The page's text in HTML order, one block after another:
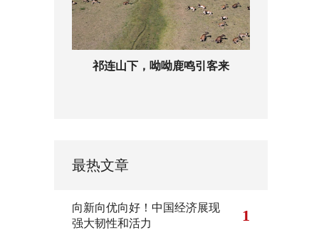
祁连山下，呦呦鹿鸣引客来
最热文章
向新向优向好！中国经济展现
强大韧性和活力
1